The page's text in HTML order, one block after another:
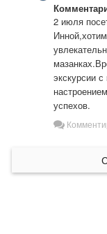
2 июля
экскурсии
успехов.